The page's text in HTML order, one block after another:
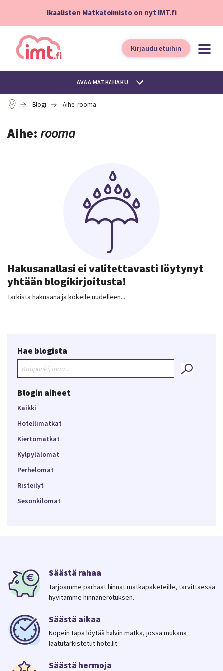
Ikaalisten Matkatoimisto on nyt IMT.fi
Kirjaudu etuihin
AVAA MATKAHAKU
Blogi Aihe: rooma
Aihe: rooma
Hakusanallasi ei valitettavasti löytynyt
yhtään blogikirjoitusta!
Tarkista hakusana ja kokeile uudelleen...
Hae blogista
Blogin aiheet
Kaikki
Hotellimatkat
Kiertomatkat
Kylpylälomat
Perhelomat
Risteilyt
Sesonkilomat
Säästä rahaa
Tarjoamme parhaat hinnat matkapaketeille, tarvittaessa
hyvitämme hinnanerotuksen.
Säästä aikaa
Nopein tapa löytää halvin matka, jossa mukana
laatutarkistetut hotellit.
Säästä hermoja